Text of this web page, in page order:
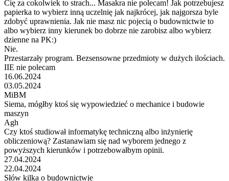
Cię za cokolwiek to strach... Masakra nie polecam! Jak potrzebujesz
papierka to wybierz inną uczelnię jak najkrócej, jak najgorsza byle
zdobyć uprawnienia. Jak nie masz nic pojecią o budownictwie to
albo wybierz inny kierunek bo dobrze nie zarobisz albo wybierz
dzienne na PK:)
Nie.
Przestarzały program. Bezsensowne przedmioty w dużych ilościach.
IIE nie polecam
16.06.2024
03.05.2024
MiBM
Siema, mógłby ktoś się wypowiedzieć o mechanice i budowie
maszyn
Agh
Czy ktoś studiował informatykę techniczną albo inżynierię
obliczeniową? Zastanawiam się nad wyborem jednego z
powyższych kierunków i potrzebowałbym opinii.
27.04.2024
22.04.2024
Słów kilka o budownictwie